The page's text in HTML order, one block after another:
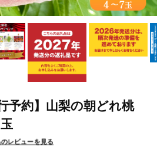
予約】山梨の朝どれ桃
レビューを見る